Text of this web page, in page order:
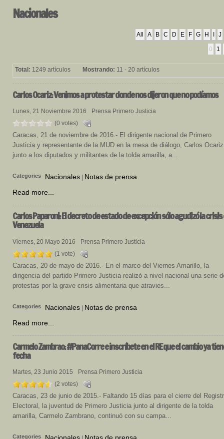
Nacionales
All A B C D E F G H J
0 1
Total: 1249 artículos Mostrando: 11 - 20 artículos
Carlos Ocariz: Venimos a protestar donde nos dijeron que no podíamos
Lunes, 21 Noviembre 2016
Prensa Primero Justicia
(0 votes)
Caracas, 21 de noviembre de 2016.- El dirigente nacional de Primero
Justicia y representante de la MUD en la mesa de diálogo, Carlos
junto a los diputados y militantes de la tolda amarilla, a...
Categories Nacionales
Notas de prensa
Read more...
Carlos Paparoni: El decreto de estado de excepción sólo agudizó la crisis
Venezuela
Viernes, 20 Mayo 2016
Prensa Primero Justicia
(1 vote)
Caracas, 20 de mayo de 2016.- En el marco del Viernes Amarillo, la
dirigencia del partido Primero Justicia realizó a nivel nacional una serie
protestas por la grave crisis alimentaria que atravies...
Categories Nacionales | Notas de prensa
Read more...
Carmelo Zambrao: #PanaCorre e inscríbete en el RE que el cambio ya
fecha
Martes, 23 Junio 2015
Prensa Primero Justicia
(2 votes)
Caracas, 23 de junio de 2015.- Faltando 15 días para el cierre del
Electoral, la juventud de Primero Justicia junto al dirigente de la tolda
amarilla, Carmelo Zambrano, continuó con su campa...
Categories